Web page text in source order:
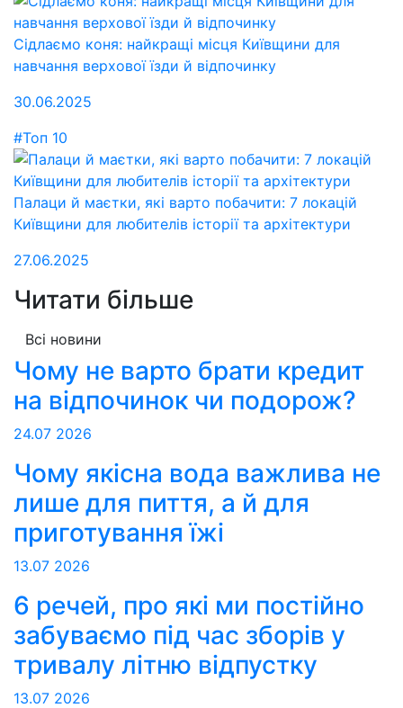
Сідлаємо коня: найкращі місця Київщини для
навчання верхової їзди й відпочинку
30.06.2025
#Топ 10
Палаци й маєтки, які варто побачити: 7 локацій
Київщини для любителів історії та архітектури
27.06.2025
Читати більше
Всі новини
Чому не варто брати кредит
на відпочинок чи подорож?
24.07 2026
Чому якісна вода важлива не
лише для пиття, а й для
приготування їжі
13.07 2026
6 речей, про які ми постійно
забуваємо під час зборів у
тривалу літню відпустку
13.07 2026